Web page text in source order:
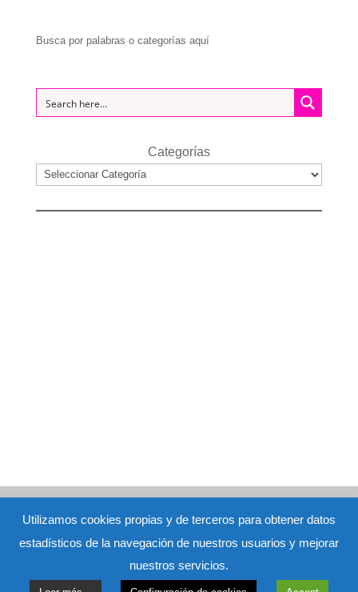
Busca por palabras o categorías aquí
Categorías
Contacto: terapia@terapiaconana.com - 91 643 52
Utilizamos cookies propias y de terceros para obtener datos
estadísticos de la navegación de nuestros usuarios y mejorar
nuestros servicios.